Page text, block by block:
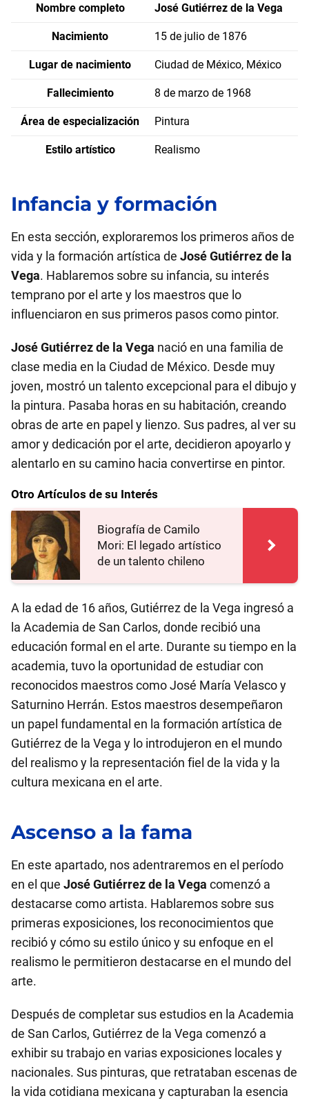
Nombre completo José Gutiérrez de la Vega
Nacimiento 15 de julio de 1876
Lugar de nacimiento Ciudad de México, México
Fallecimiento 8 de marzo de 1968
Área de especialización Pintura
Estilo artístico Realismo
Infancia y formación
En esta sección, exploraremos los primeros años de
vida y la formación artística de José Gutiérrez de la
Vega. Hablaremos sobre su infancia, su interés
temprano por el arte y los maestros que lo
influenciaron en sus primeros pasos como pintor.
José Gutiérrez de la Vega nació en una familia de
clase media en la Ciudad de México. Desde muy
joven, mostró un talento excepcional para el dibujo y
la pintura. Pasaba horas en su habitación, creando
obras de arte en papel y lienzo. Sus padres, al ver su
amor y dedicación por el arte, decidieron apoyarlo y
alentarlo en su camino hacia convertirse en pintor.
Otro Artículos de su Interés
Biografía de Camilo
Mori: El legado artístico
de un talento chileno
A la edad de 16 años, Gutiérrez de la Vega ingresó a
la Academia de San Carlos, donde recibió una
educación formal en el arte. Durante su tiempo en la
academia, tuvo la oportunidad de estudiar con
reconocidos maestros como José María Velasco y
Saturnino Herrán. Estos maestros desempeñaron
un papel fundamental en la formación artística de
Gutiérrez de la Vega y lo introdujeron en el mundo
del realismo y la representación fiel de la vida y la
cultura mexicana en el arte.
Ascenso a la fama
En este apartado, nos adentraremos en el período
en el que José Gutiérrez de la Vega comenzó a
destacarse como artista. Hablaremos sobre sus
primeras exposiciones, los reconocimientos que
recibió y cómo su estilo único y su enfoque en el
realismo le permitieron destacarse en el mundo del
arte.
Después de completar sus estudios en la Academia
de San Carlos, Gutiérrez de la Vega comenzó a
exhibir su trabajo en varias exposiciones locales y
nacionales. Sus pinturas, que retrataban escenas de
la vida cotidiana mexicana y capturaban la esencia